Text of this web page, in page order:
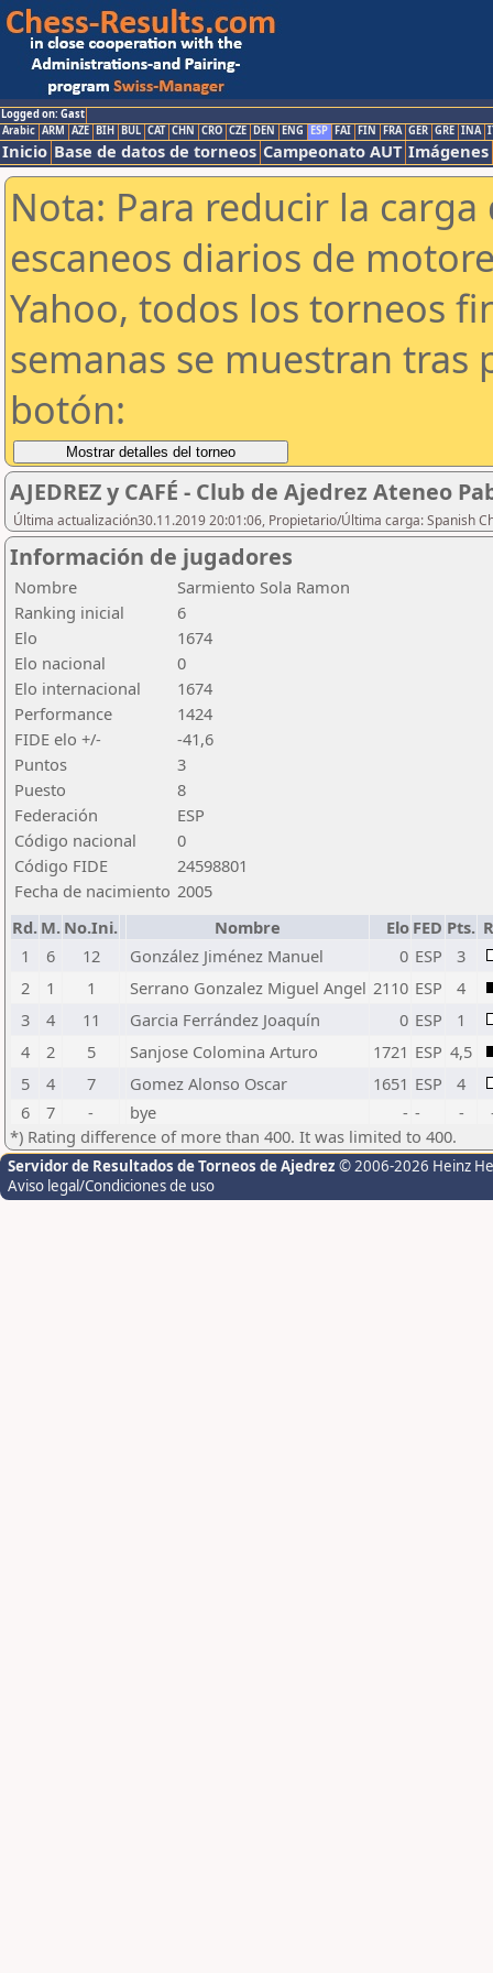
Logged on: Gast
Arabic ARM AZE BIH BUL CAT CHN CRO CZE DEN ENG ESP FAI FIN FRA GER GRE INA
Inicio Base de datos de torneos Campeonato AUT Imágenes
Nota: Para reducir la
escaneos diarios de
Yahoo, todos los torneos
semanas se muestran tras
botón:
AJEDREZ y CAFÉ - Club de Ajedrez Ateneo
Última actualización30.11.2019 20:01:06, Propietario/Última carga: Spanish
Información de jugadores
Nombre
Sarmiento Sola Ramon
Ranking inicial
6
Elo
1674
Elo nacional
0
Elo internacional
1674
Performance
1424
FIDE elo +/-
-41,6
Puntos
3
Puesto
8
Federación
ESP
Código nacional
0
Código FIDE
24598801
Fecha de nacimiento 2005
Rd. M. No.Ini. Nombre Elo FED Pts.
1
6 12 González Jiménez Manuel 0 ESP
3
2
1 1 Serrano Gonzalez Miguel Angel 2110 ESP
4
3
4 11 Garcia Ferrández Joaquín 0 ESP
1
4
2 5 Sanjose Colomina Arturo 1721 ESP 4,5
5
4 7 Gomez Alonso Oscar 1651 ESP
4
6
7 - bye - - -
*) Rating difference of more than 400. It was limited to 400.
Servidor de Resultados de Torneos de Ajedrez © 2006-2026 Heinz
Aviso legal/Condiciones de uso